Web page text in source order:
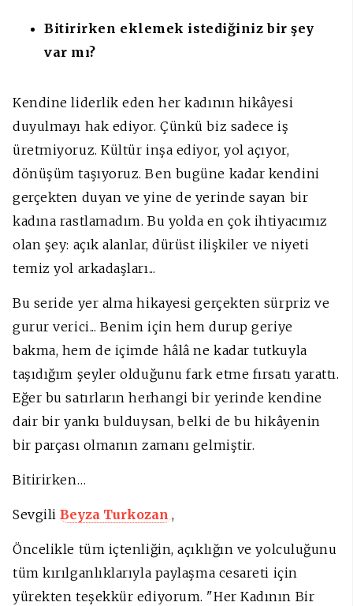
Bitirirken eklemek istediğiniz bir şey
var mı?
Kendine liderlik eden her kadının hikâyesi
duyulmayı hak ediyor. Çünkü biz sadece iş
üretmiyoruz. Kültür inşa ediyor, yol açıyor,
dönüşüm taşıyoruz. Ben bugüne kadar kendini
gerçekten duyan ve yine de yerinde sayan bir
kadına rastlamadım. Bu yolda en çok ihtiyacımız
olan şey: açık alanlar, dürüst ilişkiler ve niyeti
temiz yol arkadaşları...
Bu seride yer alma hikayesi gerçekten sürpriz ve
gurur verici... Benim için hem durup geriye
bakma, hem de içimde hâlâ ne kadar tutkuyla
taşıdığım şeyler olduğunu fark etme fırsatı yarattı.
Eğer bu satırların herhangi bir yerinde kendine
dair bir yankı bulduysan, belki de bu hikâyenin
bir parçası olmanın zamanı gelmiştir.
Bitirirken…
SevgiliBeyza Turkozan,
Öncelikle tüm içtenliğin, açıklığın ve yolculuğunu
tüm kırılganlıklarıyla paylaşma cesareti için
yürekten teşekkür ediyorum. "Her Kadının Bir